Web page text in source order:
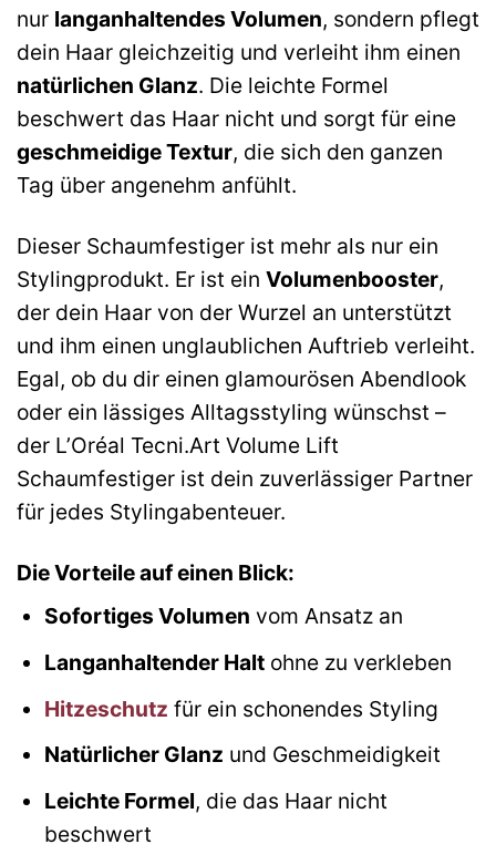
nur langanhaltendes Volumen, sondern pflegt
dein Haar gleichzeitig und verleiht ihm einen
natürlichen Glanz. Die leichte Formel
beschwert das Haar nicht und sorgt für eine
geschmeidige Textur, die sich den ganzen
Tag über angenehm anfühlt.
Dieser Schaumfestiger ist mehr als nur ein
Stylingprodukt. Er ist ein Volumenbooster,
der dein Haar von der Wurzel an unterstützt
und ihm einen unglaublichen Auftrieb verleiht.
Egal, ob du dir einen glamourösen Abendlook
oder ein lässiges Alltagsstyling wünschst –
der L’Oréal Tecni.Art Volume Lift
Schaumfestiger ist dein zuverlässiger Partner
für jedes Stylingabenteuer.
Die Vorteile auf einen Blick:
Sofortiges Volumen vom Ansatz an
Langanhaltender Haltohne zu verkleben
Hitzeschutz für ein schonendes Styling
Natürlicher Glanz und Geschmeidigkeit
Leichte Formel, die das Haar nicht
beschwert